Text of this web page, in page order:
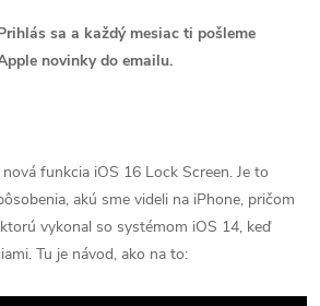
sa a každý mesiac ti pošleme
novinky do emailu.
funkcia iOS 16 Lock Screen. Je to
akú sme videli na iPhone, pričom
vykonal so systémom iOS 14, keď
Tu je návod, ako na to: